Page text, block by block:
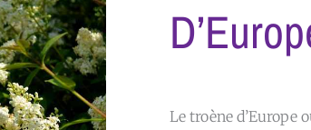
Le troène